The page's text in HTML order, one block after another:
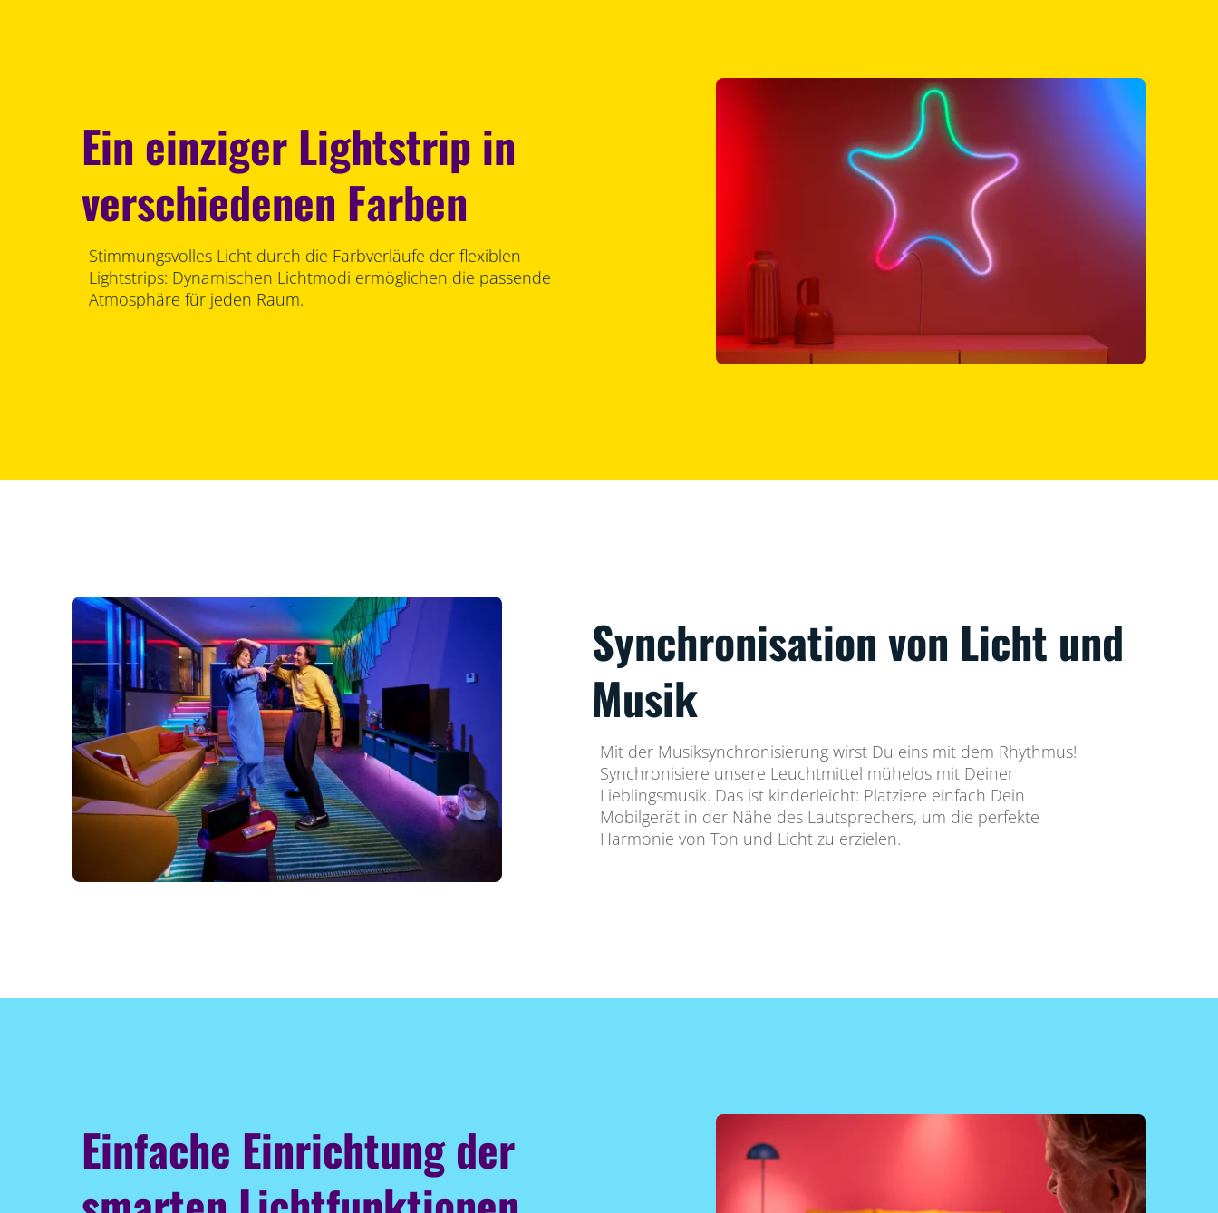
Ein einziger Lightstrip in
verschiedenen Farben
Stimmungsvolles Licht durch die Farbverläufe der flexiblen
Lightstrips: Dynamischen Lichtmodi ermöglichen die passende
Atmosphäre für jeden Raum.
Synchronisation von Licht und
Musik
Mit der Musiksynchronisierung wirst Du eins mit dem Rhythmus!
Synchronisiere unsere Leuchtmittel mühelos mit Deiner
Lieblingsmusik. Das ist kinderleicht: Platziere einfach Dein
Mobilgerät in der Nähe des Lautsprechers, um die perfekte
Harmonie von Ton und Licht zu erzielen.
Einfache Einrichtung der